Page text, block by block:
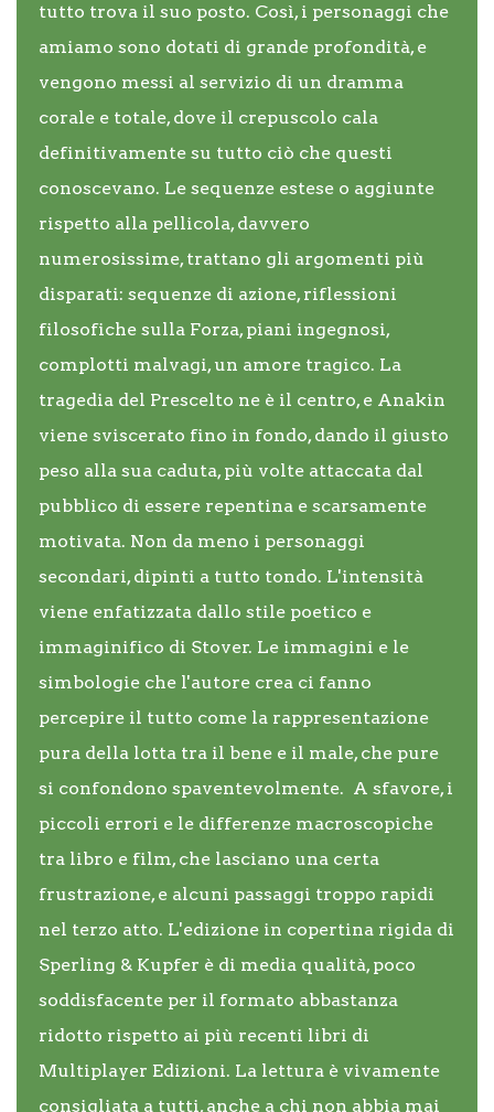
tutto trova il suo posto. Così, i personaggi che
amiamo sono dotati di grande profondità, e
vengono messi al servizio di un dramma
corale e totale, dove il crepuscolo cala
definitivamente su tutto ciò che questi
conoscevano. Le sequenze estese o aggiunte
rispetto alla pellicola, davvero
numerosissime, trattano gli argomenti più
disparati: sequenze di azione, riflessioni
filosofiche sulla Forza, piani ingegnosi,
complotti malvagi, un amore tragico. La
tragedia del Prescelto ne è il centro, e Anakin
viene sviscerato fino in fondo, dando il giusto
peso alla sua caduta, più volte attaccata dal
pubblico di essere repentina e scarsamente
motivata. Non da meno i personaggi
secondari, dipinti a tutto tondo. L'intensità
viene enfatizzata dallo stile poetico e
immaginifico di Stover. Le immagini e le
simbologie che l'autore crea ci fanno
percepire il tutto come la rappresentazione
pura della lotta tra il bene e il male, che pure
si confondono spaventevolmente. A sfavore, i
piccoli errori e le differenze macroscopiche
tra libro e film, che lasciano una certa
frustrazione, e alcuni passaggi troppo rapidi
nel terzo atto. L'edizione in copertina rigida di
Sperling & Kupfer è di media qualità, poco
soddisfacente per il formato abbastanza
ridotto rispetto ai più recenti libri di
Multiplayer Edizioni. La lettura è vivamente
consigliata a tutti, anche a chi non abbia mai